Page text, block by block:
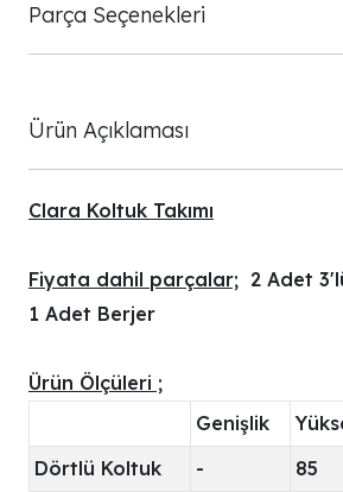
Parça Seçenekleri
Ürün Açıklaması
Clara Koltuk Takımı
Fiyata dahil parçalar; 2 Adet
1 Adet Berjer
Ürün Ölçüleri ;
Genişlik
Dörtlü Koltuk
- 85